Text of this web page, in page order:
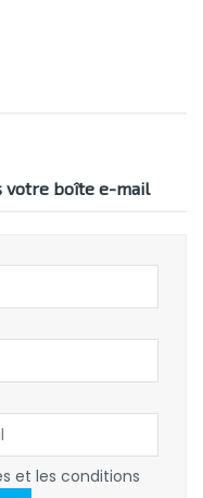
votre boîte e-mail
et les conditions